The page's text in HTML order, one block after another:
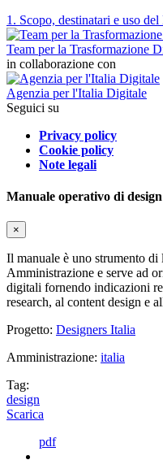
1. Scopo, destinatari e uso
Team per la Trasformazione
in collaborazione con
Agenzia per l'Italia Digitale
Seguici su
Privacy policy
Cookie policy
Note legali
Manuale operativo di design
×
Il manuale è uno strumento
Amministrazione e serve ad
digitali fornendo indicazioni
research, al content design e
Progetto: Designers Italia
Amministrazione: italia
Tag:
design
Scarica
pdf